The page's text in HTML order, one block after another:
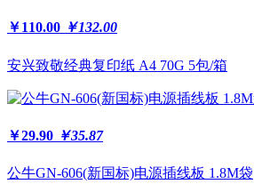
￥110.00 ￥132.00
安兴致敬经典复印纸 A4 70G 5包/箱
￥29.90 ￥35.87
公牛GN-606(新国标)电源插线板 1.8M袋